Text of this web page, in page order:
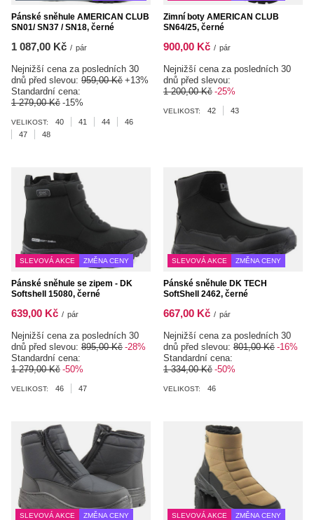
Pánské sněhule AMERICAN CLUB
SN01/ SN37 / SN18, černé
1 087,00 Kč / pár
Nejnižší cena za posledních 30
dnů před slevou: 959,00 Kč +13%
Standardní cena:
1 279,00 Kč -15%
VELIKOST: 40 41 44
46
47
48
Zimní boty AMERICAN CLUB
SN64/25, černé
900,00 Kč / pár
Nejnižší cena za posledních 30
dnů před slevou:
1 200,00 Kč -25%
VELIKOST: 42 43
SLEVOVÁ AKCE ZMĚNA CENY
Pánské sněhule se zipem - DK
Softshell 15080, černé
639,00 Kč / pár
Nejnižší cena za posledních 30
dnů před slevou: 895,00 Kč -28%
Standardní cena:
1 279,00 Kč -50%
VELIKOST: 46 47
SLEVOVÁ AKCE ZMĚNA CENY
Pánské sněhule DK TECH
SoftShell 2462, černé
667,00 Kč / pár
Nejnižší cena za posledních 30
dnů před slevou: 801,00 Kč -16%
Standardní cena:
1 334,00 Kč -50%
VELIKOST: 46
SLEVOVÁ AKCE ZMĚNA CENY SLEVOVÁ AKCE ZMĚNA CENY